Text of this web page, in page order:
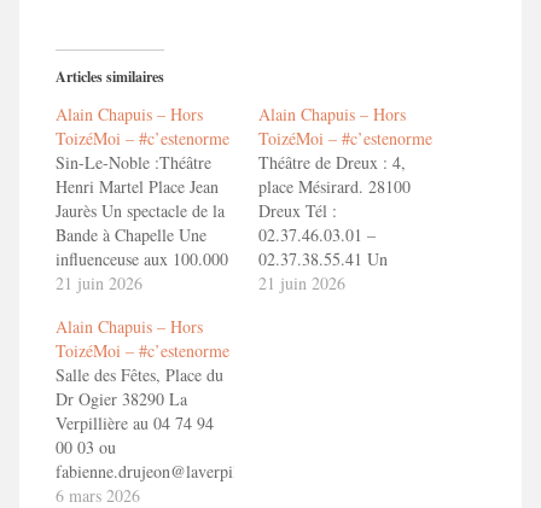
Articles similaires
Alain Chapuis – Hors
ToizéMoi – #c’estenorme
Sin-Le-Noble :Théâtre
Henri Martel Place Jean
Jaurès Un spectacle de la
Bande à Chapelle Une
influenceuse aux 100.000
followers prise à son
communication !! Pas
facile de vivre cachée
quand on est vedette des
réseaux sociaux ! Floriane
va en faire les frais ! Mais
heureusement (ou…
21 juin 2026
Alain Chapuis – Hors
ToizéMoi – #c’estenorme
Théâtre de Dreux : 4,
place Mésirard. 28100
Dreux Tél :
02.37.46.03.01 –
02.37.38.55.41 Un
spectacle de la Bande à
21 juin 2026
Alain Chapuis – Hors
ToizéMoi – #c’estenorme
Salle des Fêtes, Place du
Dr Ogier 38290 La
Verpillière au 04 74 94
00 03 ou
fabienne.drujeon@laverpilliere.fr
Un spectacle de la Bande
6 mars 2026